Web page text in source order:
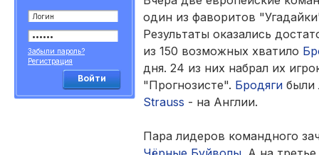
Забыли пароль?
Регистрация
Войти
один из фаворитов
Результаты оказались
из 150 возможных хватило
дня. 24 из них набрал их
"Прогнозисте". Бродяги были
Strauss - на Англии.
Пара лидеров командного